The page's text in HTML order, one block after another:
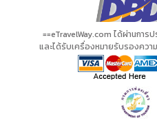
==eTravelWay.com ได้ผ่านกา
และได้รับเครื่องหมายรับรองคว